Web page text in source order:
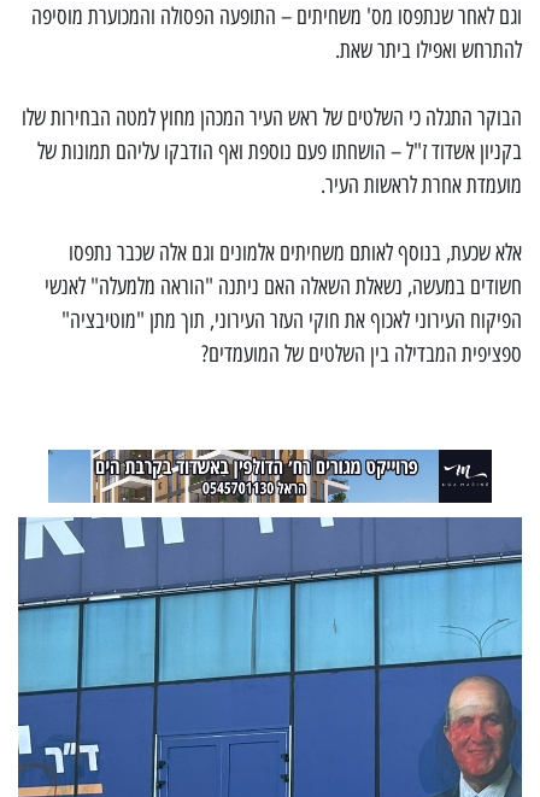
וגם לאחר שנתפסו מס' משחיתים – התופעה הפסולה והמכוערת מוסיפה
להתרחש ואפילו ביתר שאת.
הבוקר התגלה כי השלטים של ראש העיר המכהן מחוץ למטה הבחירות שלו
בקניון אשדוד ז"ל – הושחתו פעם נוספת ואף הודבקו עליהם תמונות של
מועמדת אחרת לראשות העיר.
אלא שכעת, בנוסף לאותם משחיתים אלמונים וגם אלה שכבר נתפסו
חשודים במעשה, נשאלת השאלה האם ניתנה "הוראה מלמעלה" לאנשי
הפיקוח העירוני לאכוף את חוקי העזר העירוני, תוך מתן "מוטיבציה"
ספציפית המבדילה בין השלטים של המועמדים?